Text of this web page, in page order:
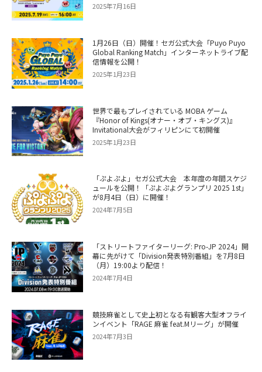
2025年7月16日
1月26日（日）開催！セガ公式大会「Puyo Puyo
Global Ranking Match」インターネットライブ配
信情報を公開！
2025年1月23日
世界で最もプレイされている MOBA ゲーム
『Honor of Kings(オナー・オブ・キングス)』
Invitational大会がフィリピンにて初開催
2025年1月23日
「ぷよぷよ」セガ公式大会 本年度の年間スケジ
ュールを公開！「ぷよぷよグランプリ 2025 1st」
が8月4日（日）に開催！
2024年7月5日
「ストリートファイターリーグ: Pro-JP 2024」開
幕に先がけて「Division発表特別番組」を7月8日
（月）19:00より配信！
2024年7月4日
競技麻雀として史上初となる有観客大型オフライ
ンイベント「RAGE 麻雀 feat.Mリーグ」が開催
2024年7月3日